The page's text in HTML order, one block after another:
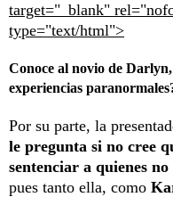
target="_blank"
type="text/html">
Conoce al novio de
experiencias
Por su parte, la
le pregunta si no cree
sentenciar a quienes
pues tanto ella, como